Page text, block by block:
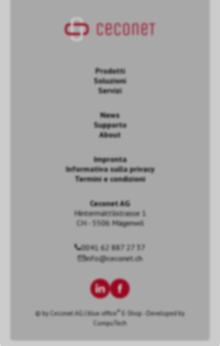
Prodotti
Soluzioni
Servizi
News
Supporto
About
Impronta
Informativa sulla privacy
Termini e condizioni
Ceconet AG
Hintermättlistrasse 1
CH - 5506 Mägenwil
0041 62 887 27 37
info@ceconet.ch
© by Ceconet AG blue office ®
E-Shop - Developed by
CompuTech